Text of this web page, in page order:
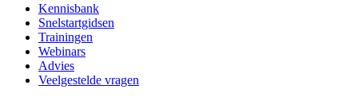
Kennisbank
Snelstartgidsen
Trainingen
Webinars
Advies
Veelgestelde vragen